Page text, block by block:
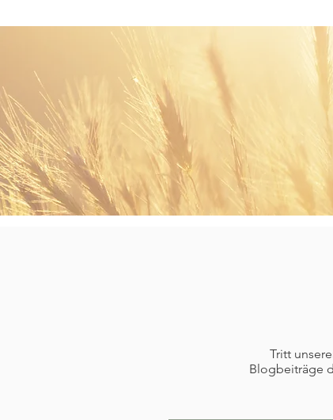
Tritt
Blogbeiträge